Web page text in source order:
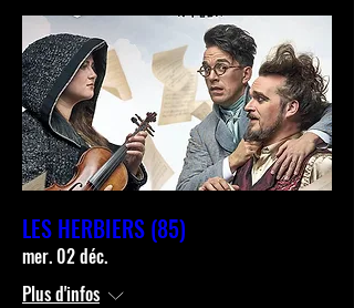
LES HERBIERS (85)
mer. 02 déc.
Plus d'infos